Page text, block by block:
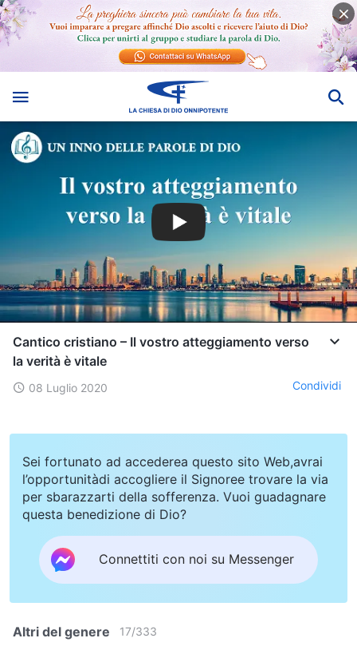
Cantico cristiano – Il vostro atteggiamento verso
la verità è vitale
08 Luglio 2020 Condividi
Sei fortunato ad accederea questo sito Web,avrai
l’opportunitàdi accogliere il Signoree trovare la via
per sbarazzarti della sofferenza. Vuoi guadagnare
questa benedizione di Dio?
Connettiti con noi su Messenger
Altri del genere 17/333